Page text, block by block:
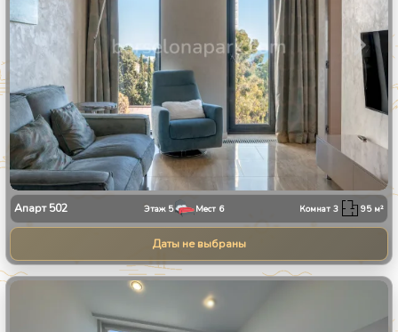
Апарт502 Этаж 5 Мест 6 Комнат3 95м²
Даты не выбраны
13